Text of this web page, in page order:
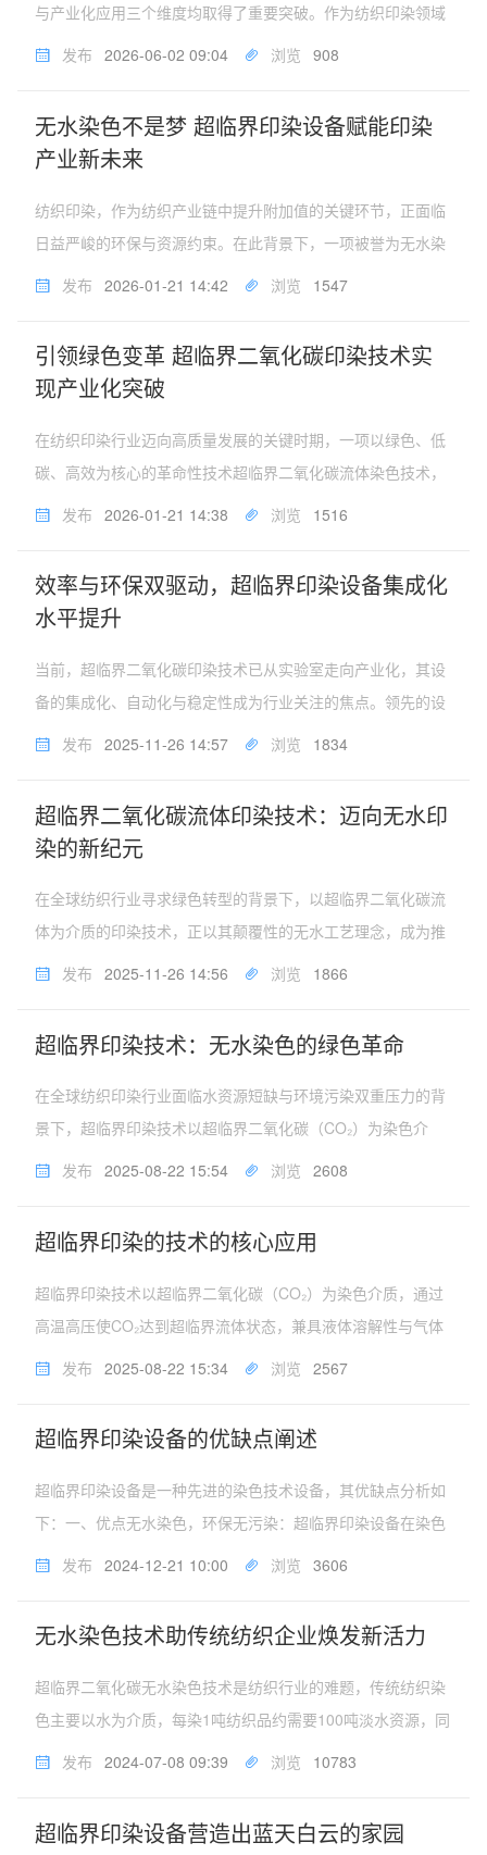
与产业化应用三个维度均取得了重要突破。作为纺织印染领域
实现无水染色的关键装备，超临界CO₂染色设备正加速从实验
深度转型。标准体系...
发布 2026-06-02 09:04 浏览 908
无水染色不是梦 超临界印染设备赋能印染
产业新未来
纺织印染，作为纺织产业链中提升附加值的关键环节，正面临
日益严峻的环保与资源约束。在此背景下，一项被誉为无水染
色的颠覆性技术超临界二氧化碳染色，因其能够彻底告别水资
心装备的研发与应用成为产...
发布 2026-01-21 14:42 浏览 1547
引领绿色变革 超临界二氧化碳印染技术实
现产业化突破
在纺织印染行业迈向高质量发展的关键时期，一项以绿色、低
碳、高效为核心的革命性技术超临界二氧化碳流体染色技术，
正从实验室走向规模化生产，为传统印染行业的高质量转型提
纺织绿色制造领域取得了重...
发布 2026-01-21 14:38 浏览 1516
效率与环保双驱动，超临界印染设备集成化
水平提升
当前，超临界二氧化碳印染技术已从实验室走向产业化，其设
备的集成化、自动化与稳定性成为行业关注的焦点。领先的设
备制造方正致力于通过优化系统设计，将技术的先进性转化为
系统集成方面取得了显著进...
发布 2025-11-26 14:57 浏览 1834
超临界二氧化碳流体印染技术：迈向无水印
染的新纪元
在全球纺织行业寻求绿色转型的背景下，以超临界二氧化碳流
体为介质的印染技术，正以其颠覆性的无水工艺理念，成为推
动产业升级的关键力量。这项技术摒弃了传统水浴染色对水资
新的解决方案。该技术的核...
发布 2025-11-26 14:56 浏览 1866
超临界印染技术：无水染色的绿色革命
在全球纺织印染行业面临水资源短缺与环境污染双重压力的背
景下，超临界印染技术以超临界二氧化碳（CO₂）为染色介
质，通过高温高压实现染料溶解与纤维渗透，彻底颠覆了传统
点，更以零废水排放、零化...
发布 2025-08-22 15:54 浏览 2608
超临界印染的技术的核心应用
超临界印染技术以超临界二氧化碳（CO₂）为染色介质，通过
高温高压使CO₂达到超临界流体状态，兼具液体溶解性与气体
渗透性，实现无水、无化学助剂染色，推动纺织印染行业向绿
一、核心应用领域聚酯纤...
发布 2025-08-22 15:34 浏览 2567
超临界印染设备的优缺点阐述
超临界印染设备是一种先进的染色技术设备，其优缺点分析如
下：一、优点无水染色，环保无污染：超临界印染设备在染色
过程中无需使用水，从根本上消除了印染废水处理的难题，实
护了水资源，减轻了企业经...
发布 2024-12-21 10:00 浏览 3606
无水染色技术助传统纺织企业焕发新活力
超临界二氧化碳无水染色技术是纺织行业的难题，传统纺织染
色主要以水为介质，每染1吨纺织品约需要100吨淡水资源，同
时产生大量污水，严重制约着我国纺织业的可持续发展。超临
发布 2024-07-08 09:39 浏览 10783
超临界印染设备营造出蓝天白云的家园